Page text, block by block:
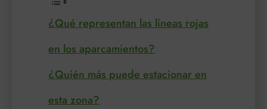
¿Qué representan las líneas rojas
en los aparcamientos?
¿Quién más puede estacionar en
esta zona?